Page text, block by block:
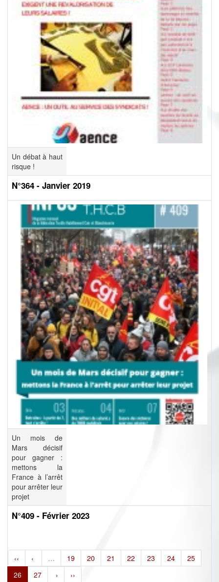
Un débat à haut
risque !
N°364 - Janvier 2019
Un mois de
Mars décisif
pour gagner :
mettons la
France à l’arrêt
pour arrêter leur
projet
N°409 - Février 2023
‹‹ ‹ … 19 20 21 22 23 24
25
26
27 › ››